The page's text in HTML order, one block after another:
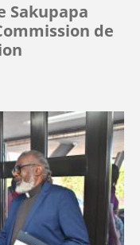
Sakupapa
de